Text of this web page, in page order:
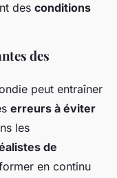
des conditions
des
peut entraîner
erreurs à éviter
les
de
en continu